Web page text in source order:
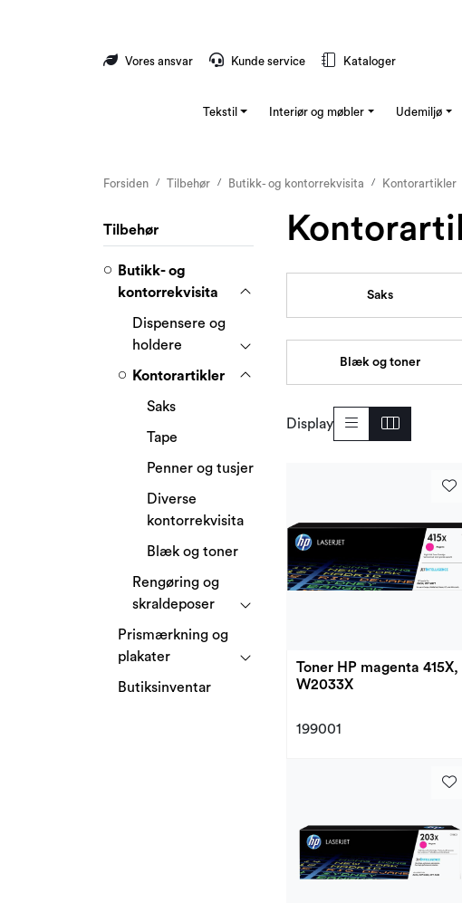
Vores ansvar Kunde service Kataloger
Tekstil Interiør og møbler Udemiljø
Forsiden Tilbehør Butikk- og kontorrekvisita Kontorartikler
Tilbehør
Butikk- og
kontorrekvisita
Dispensere og
holdere
Kontorartikler
Saks
Tape
Penner og tusjer
Diverse
kontorrekvisita
Blæk og toner
Rengøring og
skraldeposer
Prismærkning og
plakater
Butiksinventar
Saks
Blæk og toner
Display
Toner HP magenta 415X,
W2033X
199001